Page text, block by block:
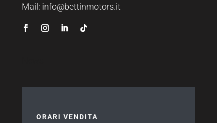
Mail: info@bettinmotors.it
ORARI VENDITA